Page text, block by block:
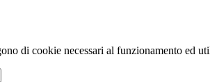
di cookie necessari al funzionamento ed